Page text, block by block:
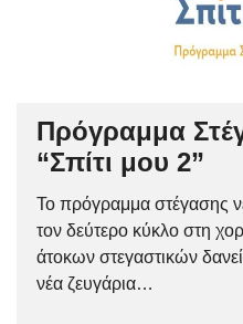
Πρόγραμμα
“Σπίτι μου 2”
Το πρόγραμμα στέγασης
τον δεύτερο κύκλο στη
άτοκων στεγαστικών
νέα ζευγάρια…